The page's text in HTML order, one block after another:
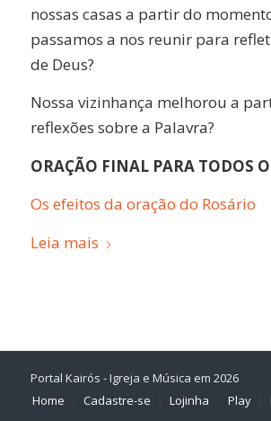
nossas casas a partir do
passamos a nos reunir para
de Deus?
Nossa vizinhança melhorou a
reflexões sobre a Palavra?
ORAÇÃO FINAL PARA TODOS
Os efeitos da oração do Rosário
Leia mais
Portal Kairós - Igreja e Música em 2026
Home
Cadastre-se Lojinha Play